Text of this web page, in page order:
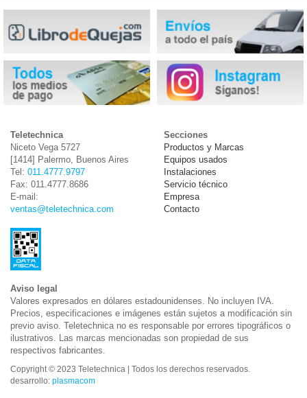
Teletechnica
Niceto Vega 5727
[1414] Palermo, Buenos Aires
Tel: 011.4777.9797
Fax: 011.4777.8686
E-mail:
ventas@teletechnica.com
Secciones
Productos y Marcas
Equipos usados
Instalaciones
Servicio técnico
Empresa
Contacto
Aviso legal
Valores expresados en dólares estadounidenses. No incluyen IVA.
Precios, especificaciones e imágenes están sujetos a modificación sin
previo aviso. Teletechnica no es responsable por errores tipográficos o
ilustrativos. Las marcas mencionadas son propiedad de sus
respectivos fabricantes.
Copyright © 2023 Teletechnica | Todos los derechos reservados.
desarrollo: plasmacom